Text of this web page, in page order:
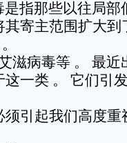
是指那些以往局
寄主范围扩大到
滋病毒等 。 最近
一类 。 它们引
须引起我们高度重